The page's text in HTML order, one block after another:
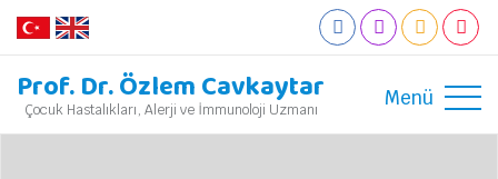
Prof. Dr. Özlem Cavkaytar
Çocuk Hastalıkları, Alerji ve İmmunoloji Uzmanı
Menü